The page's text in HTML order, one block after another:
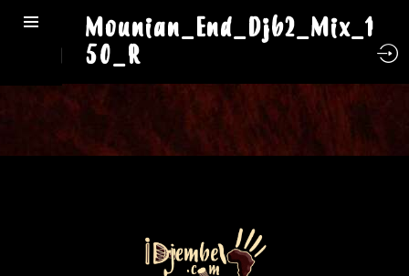
Mounian_End_Djb2_Mix_1
50_R